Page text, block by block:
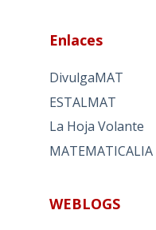
Enlaces
DivulgaMAT
ESTALMAT
La Hoja Volante
MATEMATICALIA
WEBLOGS